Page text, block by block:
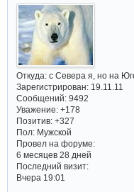
Дядя Миша
ЛесниК
Откуда:с Севера я, но на Юге
Зарегистрирован
Сообщений:9492
Уважение: +178
Позитив: +327
Пол:Мужской